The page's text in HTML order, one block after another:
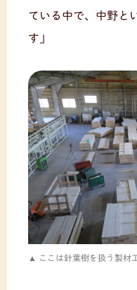
ている中で、中野と
す」
ここは針葉樹を扱う製材